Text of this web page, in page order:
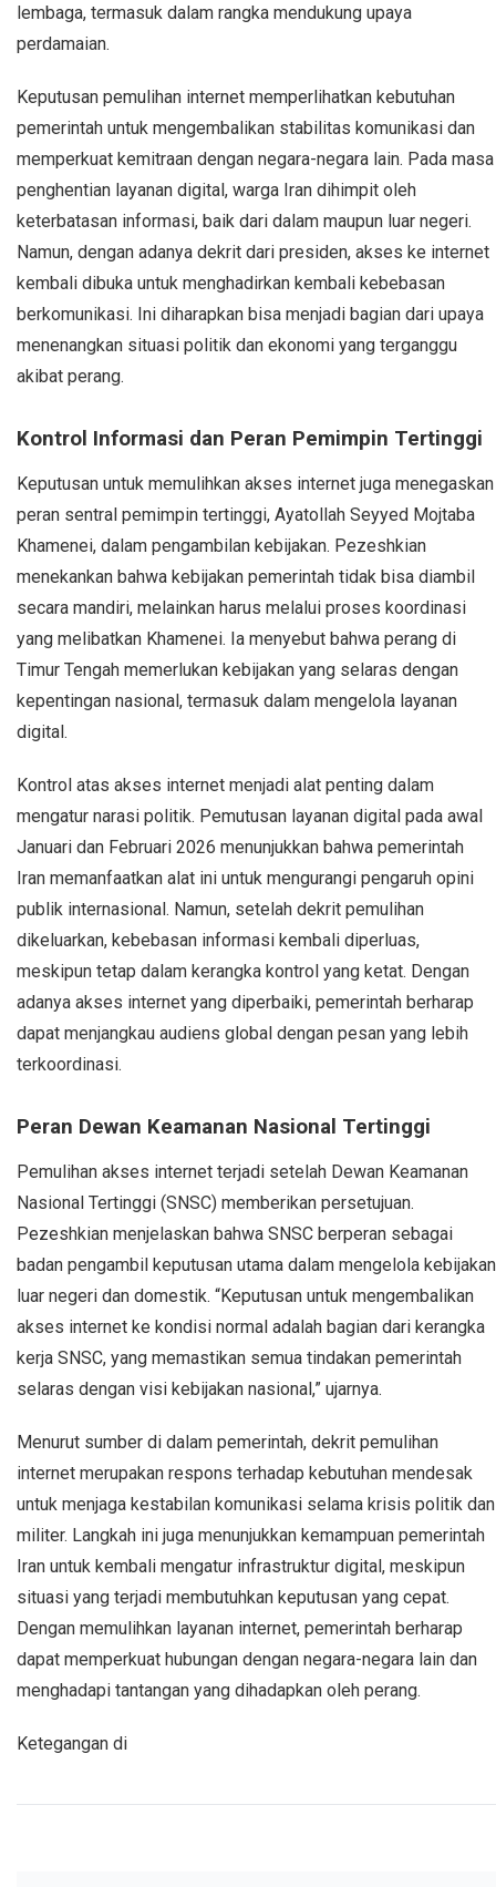
lembaga, termasuk dalam rangka mendukung upaya
perdamaian.
Keputusan pemulihan internet memperlihatkan kebutuhan
pemerintah untuk mengembalikan stabilitas komunikasi dan
memperkuat kemitraan dengan negara-negara lain. Pada masa
penghentian layanan digital, warga Iran dihimpit oleh
keterbatasan informasi, baik dari dalam maupun luar negeri.
Namun, dengan adanya dekrit dari presiden, akses ke internet
kembali dibuka untuk menghadirkan kembali kebebasan
berkomunikasi. Ini diharapkan bisa menjadi bagian dari upaya
menenangkan situasi politik dan ekonomi yang terganggu
akibat perang.
Kontrol Informasi dan Peran Pemimpin Tertinggi
Keputusan untuk memulihkan akses internet juga menegaskan
peran sentral pemimpin tertinggi, Ayatollah Seyyed Mojtaba
Khamenei, dalam pengambilan kebijakan. Pezeshkian
menekankan bahwa kebijakan pemerintah tidak bisa diambil
secara mandiri, melainkan harus melalui proses koordinasi
yang melibatkan Khamenei. Ia menyebut bahwa perang di
Timur Tengah memerlukan kebijakan yang selaras dengan
kepentingan nasional, termasuk dalam mengelola layanan
digital.
Kontrol atas akses internet menjadi alat penting dalam
mengatur narasi politik. Pemutusan layanan digital pada awal
Januari dan Februari 2026 menunjukkan bahwa pemerintah
Iran memanfaatkan alat ini untuk mengurangi pengaruh opini
publik internasional. Namun, setelah dekrit pemulihan
dikeluarkan, kebebasan informasi kembali diperluas,
meskipun tetap dalam kerangka kontrol yang ketat. Dengan
adanya akses internet yang diperbaiki, pemerintah berharap
dapat menjangkau audiens global dengan pesan yang lebih
terkoordinasi.
Peran Dewan Keamanan Nasional Tertinggi
Pemulihan akses internet terjadi setelah Dewan Keamanan
Nasional Tertinggi (SNSC) memberikan persetujuan.
Pezeshkian menjelaskan bahwa SNSC berperan sebagai
badan pengambil keputusan utama dalam mengelola kebijakan
luar negeri dan domestik. “Keputusan untuk mengembalikan
akses internet ke kondisi normal adalah bagian dari kerangka
kerja SNSC, yang memastikan semua tindakan pemerintah
selaras dengan visi kebijakan nasional,” ujarnya.
Menurut sumber di dalam pemerintah, dekrit pemulihan
internet merupakan respons terhadap kebutuhan mendesak
untuk menjaga kestabilan komunikasi selama krisis politik dan
militer. Langkah ini juga menunjukkan kemampuan pemerintah
Iran untuk kembali mengatur infrastruktur digital, meskipun
situasi yang terjadi membutuhkan keputusan yang cepat.
Dengan memulihkan layanan internet, pemerintah berharap
dapat memperkuat hubungan dengan negara-negara lain dan
menghadapi tantangan yang dihadapkan oleh perang.
Ketegangan di